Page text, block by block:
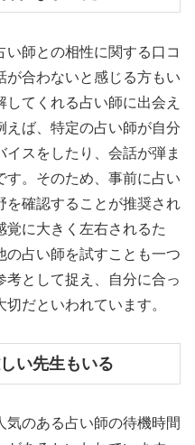
師との相性に関する口コ
が合わないと感じる方もい
てくれる占い師に出会え
えば、特定の占い師が自分
スをしたり、会話が弾ま
す。そのため、事前に占い
を確認することが推奨され
覚に大きく左右されるた
の占い師を試すことも一つ
として捉え、自分に合っ
だといわれています。
い先生もいる
気のある占い師の待機時間